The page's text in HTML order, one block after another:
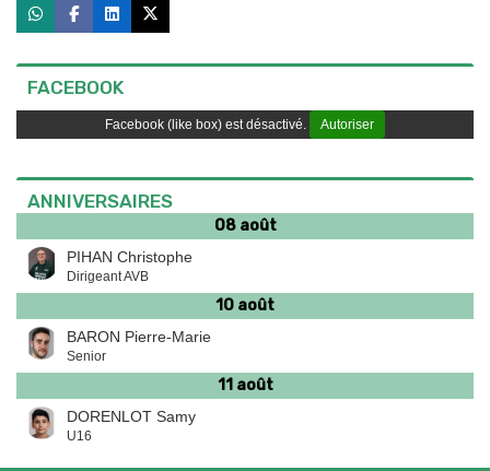
FACEBOOK
Facebook (like box) est désactivé. Autoriser
ANNIVERSAIRES
08 août
PIHAN Christophe
Dirigeant AVB
10 août
BARON Pierre-Marie
Senior
11 août
DORENLOT Samy
U16